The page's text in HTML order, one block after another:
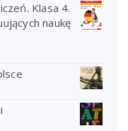
Klasa 4.
naukę